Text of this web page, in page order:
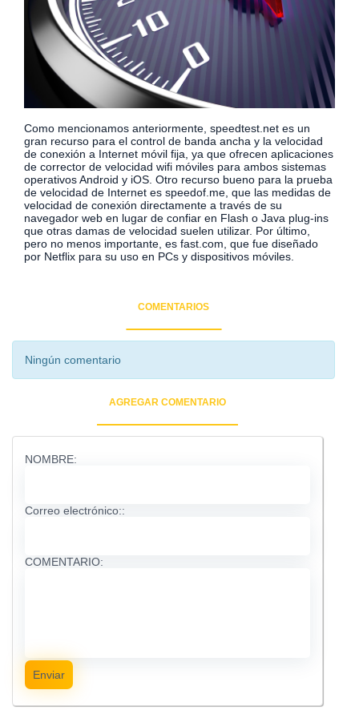
Como mencionamos anteriormente, speedtest.net es un
gran recurso para el control de banda ancha y la velocidad
de conexión a Internet móvil fija, ya que ofrecen aplicaciones
de corrector de velocidad wifi móviles para ambos sistemas
operativos Android y iOS. Otro recurso bueno para la prueba
de velocidad de Internet es speedof.me, que las medidas de
velocidad de conexión directamente a través de su
navegador web en lugar de confiar en Flash o Java plug-ins
que otras damas de velocidad suelen utilizar. Por último,
pero no menos importante, es fast.com, que fue diseñado
por Netflix para su uso en PCs y dispositivos móviles.
COMENTARIOS
Ningún comentario
AGREGAR COMENTARIO
NOMBRE:
Correo electrónico::
COMENTARIO:
Enviar